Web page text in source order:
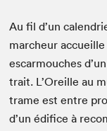
Au fil d’un
marcheur
escar­mouch­es
trait. L’Oreille au
trame est entre
d’un édi­fice à